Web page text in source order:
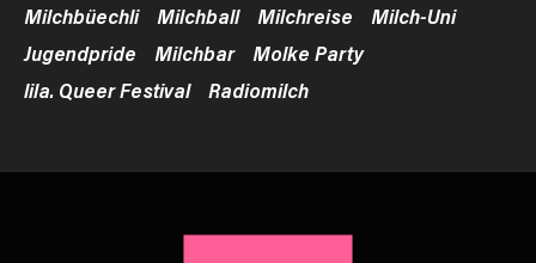
Milchbüechli Milchball Milchreise
Milch-Uni
Jugendpride
Milchbar
Molke Party
lila. Queer Festival
Radiomilch